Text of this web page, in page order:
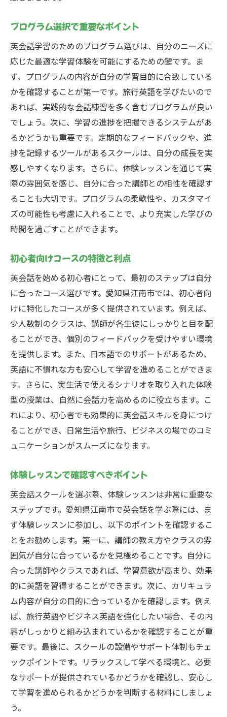
プログラム選択で重要なポイント
英会話学習のためのプログラム選びは、自分のニーズに
応じた最適な学習体験を可能にするための鍵です。ま
ず、プログラムの内容が自分の学習目的に合致している
かを確認することが第一です。旅行英語を学びたいので
あれば、実践的な会話練習を多く含むプログラムが良い
でしょう。次に、学習の進捗を把握できるシステムがあ
るかどうかも重要です。定期的なフィードバックや、進
捗を記録するツールがあるスクールは、自分の成長を実
感しやすくなります。さらに、体験レッスンを通じて実
際の雰囲気を感じ、自分に合った講師との相性を確認す
ることも大切です。プログラムの柔軟性や、カスタマイ
ズの可能性も考慮に入れることで、より充実した学びの
時間を過ごすことができます。
初心者向けコースの特徴と利点
英会話を始める初心者にとって、最初のステップは自分
に合ったコース選びです。愛知県江南市では、初心者向
けに特化したコースが多く提供されています。例えば、
少人数制のクラスは、講師が各生徒にしっかりと目を配
ることができ、個別のフィードバックを受けやすい環境
を提供します。また、日本語でのサポートがあるため、
英語に不慣れな方も安心して学習を進めることができま
す。さらに、実生活で使えるシナリオを取り入れた体験
型の授業は、自然に会話力を高めるのに役立ちます。こ
れにより、初心者でも効果的に英会話スキルを身につけ
ることができ、日常生活や旅行、ビジネスの場でのコミ
ュニケーションがスムーズになります。
体験レッスンで確認すべきポイント
英会話スクールを選ぶ際、体験レッスンは非常に重要な
ステップです。愛知県江南市で英会話を学ぶ際には、ま
ず体験レッスンに参加し、以下のポイントを確認するこ
とをお勧めします。第一に、講師の教え方やクラスの雰
囲気が自分に合っているかを見極めることです。自分に
合った講師やクラスであれば、学習意欲が高まり、効果
的に英語を習得することができます。次に、カリキュラ
ム内容が自分の目的に合っているかを確認します。例え
ば、旅行英語やビジネス英語を強化したい場合、その内
容がしっかりと組み込まれているかを確認することが重
要です。最後に、スクールの設備やサポート体制もチェ
ックポイントです。リラックスして学べる環境と、必要
なサポートが提供されているかどうかを確認し、安心し
て学習を進められるかどうかを判断する材料にしましょ
う。